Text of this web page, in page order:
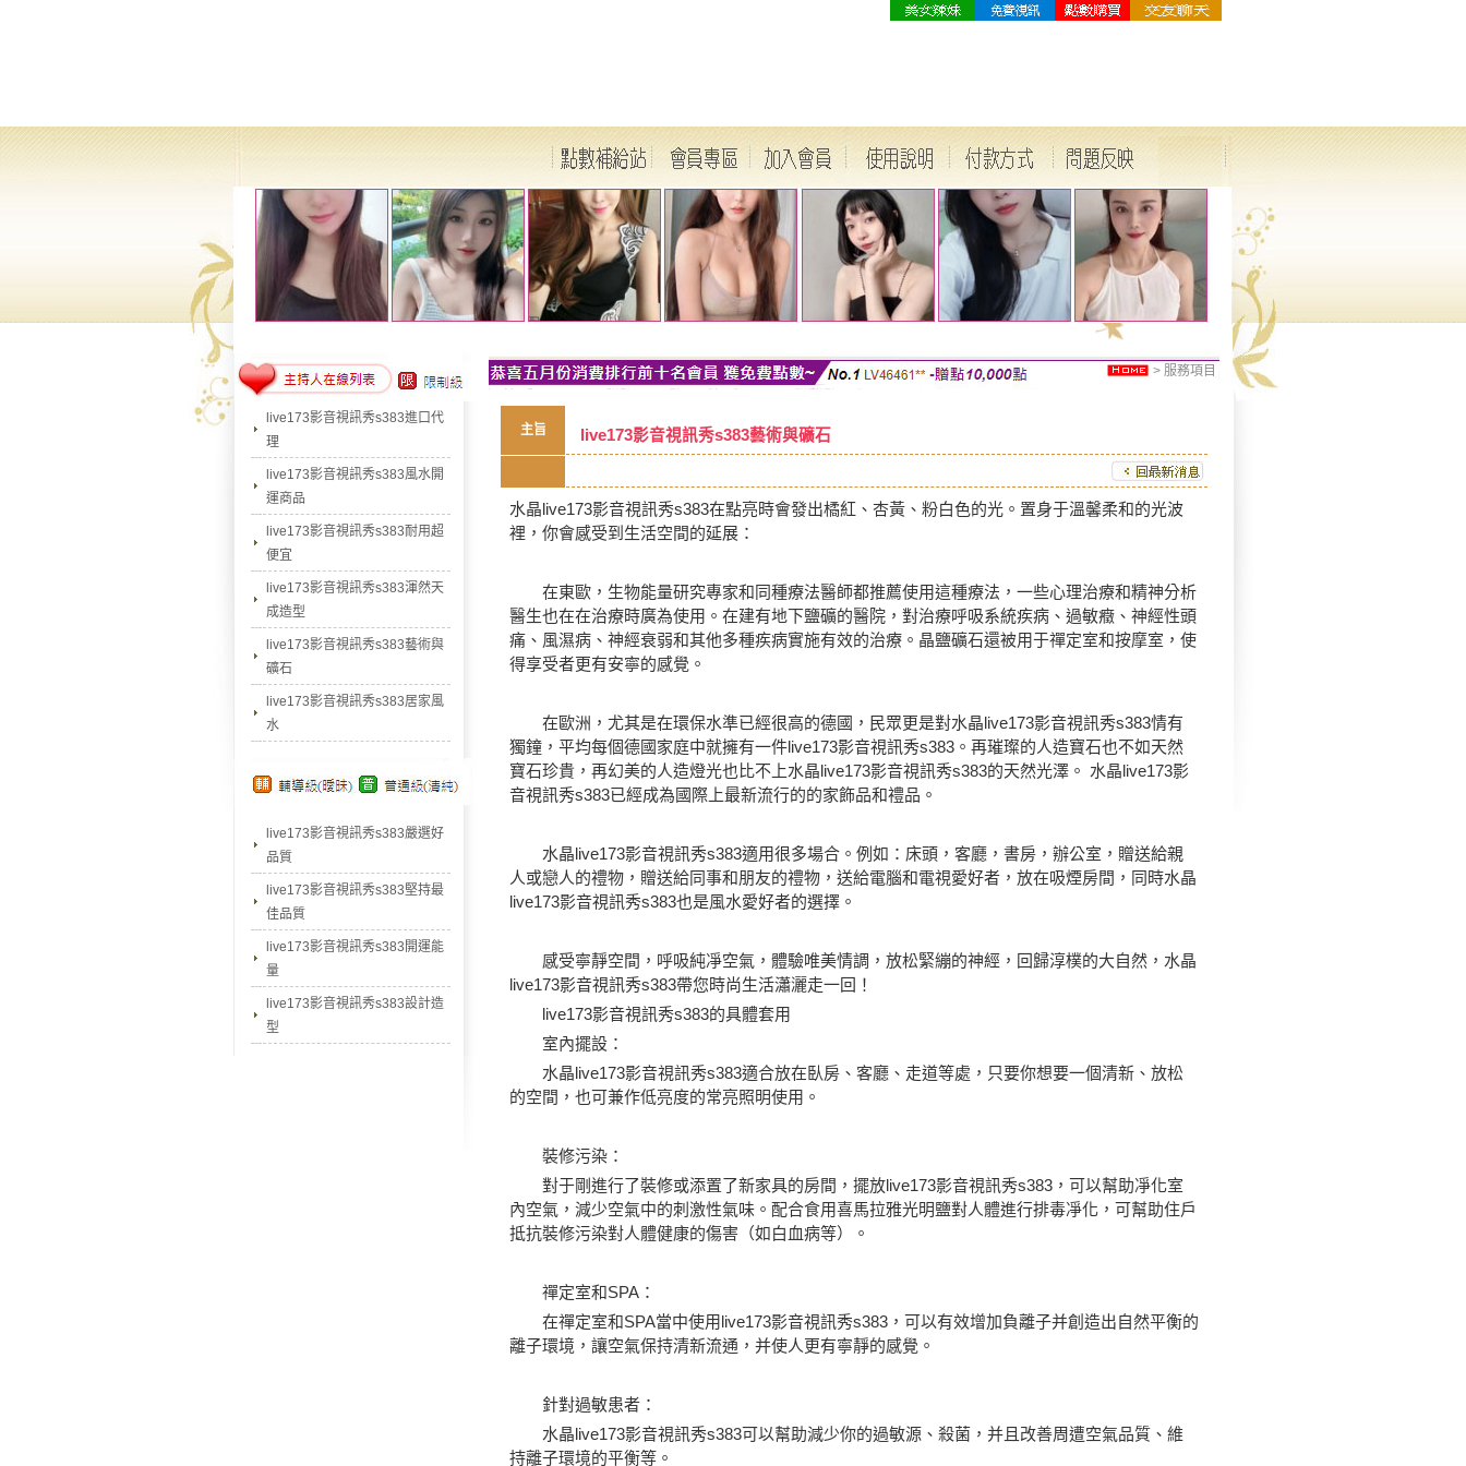
live173影音視訊秀s383進口代
理
live173影音視訊秀s383風水開
運商品
live173影音視訊秀s383耐用超
便宜
live173影音視訊秀s383渾然天
成造型
live173影音視訊秀s383藝術與
礦石
live173影音視訊秀s383居家風
水
live173影音視訊秀s383嚴選好
品質
live173影音視訊秀s383堅持最
佳品質
live173影音視訊秀s383開運能
量
live173影音視訊秀s383設計造
型
> 服務項目
主旨 live173影音視訊秀s383藝術與礦石
水晶live173影音視訊秀s383在點亮時會發出橘紅、杏黃、粉白色的光。置身于溫馨柔和的光波
裡，你會感受到生活空間的延展：
在東歐，生物能量研究專家和同種療法醫師都推薦使用這種療法，一些心理治療和精神分析
醫生也在在治療時廣為使用。在建有地下鹽礦的醫院，對治療呼吸系統疾病、過敏癥、神經性頭
痛、風濕病、神經衰弱和其他多種疾病實施有效的治療。晶鹽礦石還被用于禪定室和按摩室，使
得享受者更有安寧的感覺。
在歐洲，尤其是在環保水準已經很高的德國，民眾更是對水晶live173影音視訊秀s383情有
獨鐘，平均每個德國家庭中就擁有一件live173影音視訊秀s383。再璀璨的人造寶石也不如天然
寶石珍貴，再幻美的人造燈光也比不上水晶live173影音視訊秀s383的天然光澤。 水晶live173影
音視訊秀s383已經成為國際上最新流行的的家飾品和禮品。
水晶live173影音視訊秀s383適用很多場合。例如：床頭，客廳，書房，辦公室，贈送給親
人或戀人的禮物，贈送給同事和朋友的禮物，送給電腦和電視愛好者，放在吸煙房間，同時水晶
live173影音視訊秀s383也是風水愛好者的選擇。
感受寧靜空間，呼吸純凈空氣，體驗唯美情調，放松緊繃的神經，回歸淳樸的大自然，水晶
live173影音視訊秀s383帶您時尚生活瀟灑走一回！
live173影音視訊秀s383的具體套用
室內擺設：
水晶live173影音視訊秀s383適合放在臥房、客廳、走道等處，只要你想要一個清新、放松
的空間，也可兼作低亮度的常亮照明使用。
裝修污染：
對于剛進行了裝修或添置了新家具的房間，擺放live173影音視訊秀s383，可以幫助凈化室
內空氣，減少空氣中的刺激性氣味。配合食用喜馬拉雅光明鹽對人體進行排毒凈化，可幫助住戶
抵抗裝修污染對人體健康的傷害（如白血病等）。
禪定室和SPA：
在禪定室和SPA當中使用live173影音視訊秀s383，可以有效增加負離子并創造出自然平衡的
離子環境，讓空氣保持清新流通，并使人更有寧靜的感覺。
針對過敏患者：
水晶live173影音視訊秀s383可以幫助減少你的過敏源、殺菌，并且改善周遭空氣品質、維
持離子環境的平衡等。